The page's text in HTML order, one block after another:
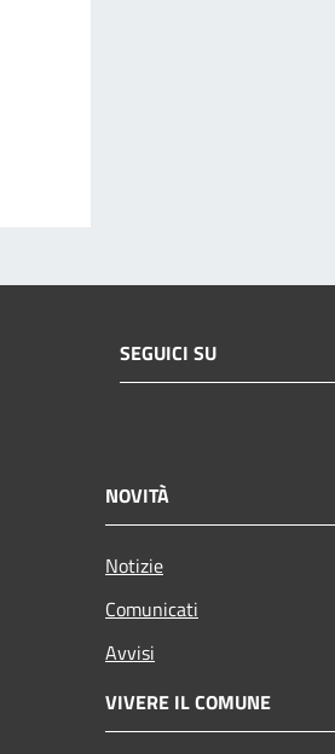
SEGUICI SU
NOVITÀ
Notizie
Comunicati
Avvisi
VIVERE IL COMUNE